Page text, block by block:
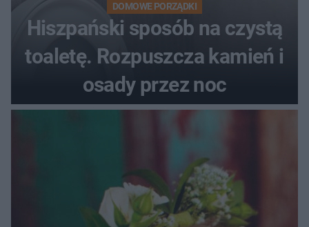
DOMOWE PORZĄDKI
Hiszpański sposób na czystą
toaletę. Rozpuszcza kamień i
osady przez noc